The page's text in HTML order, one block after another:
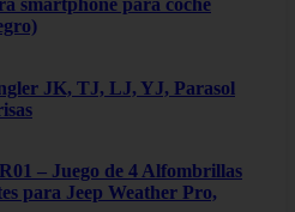
smartphone para coche
JK, TJ, LJ, YJ, Parasol
– Juego de 4 Alfombrillas
para Jeep Weather Pro,